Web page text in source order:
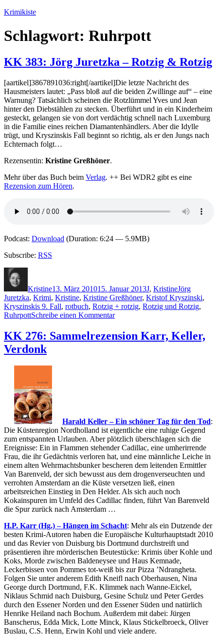
Zum
springen
Krimikiste
Schlagwort: Ruhrpott
KK 383: Jörg Juretzka – Rotzig & Rotzig
[aartikel]3867891036:right[/aartikel]Die letzte Nachricht des
Hausmeisters lautet: „Pass bloß auf die beiden Zwillinge auf“ – eine
Warnung? Tatsächlich scheinen die Rotzlümmel Yves und Jean
hinter den Diebstählen zu stecken. Überführt und in ein Kinderheim
gesteckt, gelangen sie von dort verdächtig schnell nach Luxemburg
in die Familie eines reichen Diamantenhändlers. Aber die Idylle
trügt, und Kryszinskis Fall beginnt so richtig, als er den Jungs nach
Echternach folgt…
Rezensentin: Kristine Greßhöner.
Mehr über das Buch beim Verlag. ++ Bei WDR2 gibt es eine
Rezension zum Hören.
Podcast: Download (Duration: 6:24 — 5.9MB)
Subscribe: RSS
Kristine13. März 201015. Januar 2013J, KristineJörg
Juretzka, Krimi, Kristine, Kristine Greßhöner, Kristof Kryszinski,
Kryszinskis 9. Fall, rotbuch, Rotzig + rotzig, Rotzig und Rotzig,
RuhrpottSchreibe einen Kommentarzu
383:
Jörg
KK 276: Sammelrezension Karr, Keller,
Verdonk
Harald Keller – Ein schöner Tag für den Tod:
Die Küstenregion Nordholland ist eigentliche eine ruhige Gegend
zum entspannten Urlauben. Aber plötzlich überschlagen sich die
Ereignisse: Ein in Flammen stehender Cadillac, eine umherirrende
Frau, die ihr Gedächtnis verloren hat, und eine männliche Leiche in
einem alten Wehrmachtsbunker bescheren dem leitenden Ermittler
Van Barenveld, der sich bewusst aus dem drogenverseuchten und
verrohten Amsterdam an die Küste versetzen ließ, einen
arbeitsreichen Einstieg in Den Helder. Als sich auch noch
Kokainspuren im Umfeld des Cadillac finden, führt Van Barenveld
die Spur zurück nach Amsterdam …
H.P. Karr (Hg.) – Hängen im Schacht: Mehr als ein Dutzende der
besten Krimi-Autoren haben die Europäische Kulturhauptstadt 2010
und das Revier von Duisburg bis Dortmund durchstreift und
präsentieren ihre mörderischen Beutestücke: Krimis über Kohle und
Koks, Morde zwischen Baldeneysee und Haus Kemnade,
Leckerbissen von Pommes tot-weiß bis zur Pizza ’Ndrangheta.
Folgen Sie unter anderem Edith Kneifl nach Oberhausen, Nina
George durch Dortmund, F.K. Klimmek nach Wanne-Eickel,
Niklaus Schmid nach Duisburg, Gesine Schulz und Peter Gerdes
durch den Essener Norden und den Essener Süden und natürlich
Henrike Heiland nach Bochum. Außerdem mit dabei: Jürgen
Banscherus, Edda Mick, Lotte Minck, Klaus Stickelbroeck, Oliver
Buslau, C.S. Henn, Erwin Kohl und viele andere.